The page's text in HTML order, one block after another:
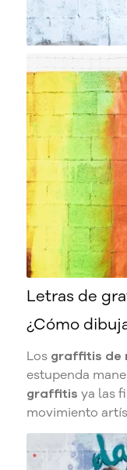
Letras de
¿Cómo
Los graffitis de
estupenda
graffitis ya las
movimiento